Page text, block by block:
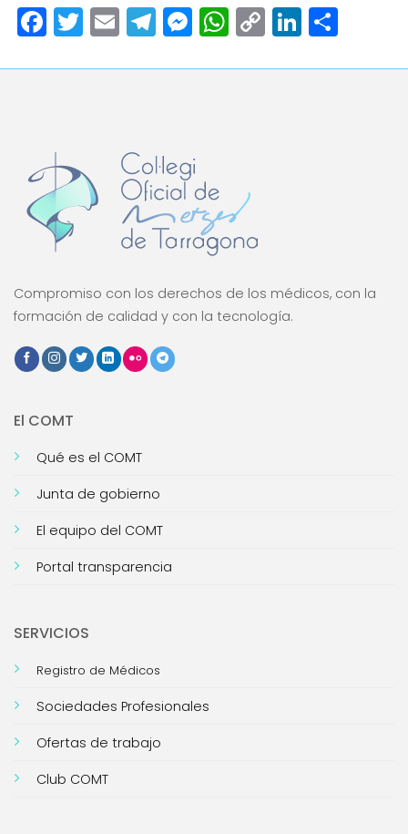
Facebook
Twitter
EmailTelegram
Messenger
WhatsApp
Copy
Compromiso con los derechos de los médicos, con la
formación de calidad y con la tecnología.
El COMT
Qué es el COMT
Junta de gobierno
El equipo del COMT
Portal transparencia
SERVICIOS
Registro de Médicos
Sociedades Profesionales
Ofertas de trabajo
Club COMT